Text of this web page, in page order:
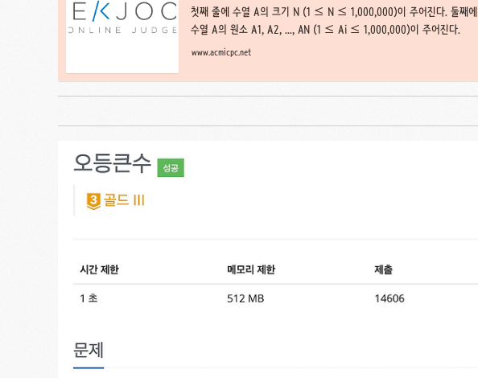
첫째 줄에 수열 A의 크기 N (1 ≤ N ≤ 1,000,000)이 주어진다. 둘째에
수열 A의 원소 A1, A2, ..., AN (1 ≤ Ai ≤ 1,000,000)이 주어진다.
www.acmicpc.net